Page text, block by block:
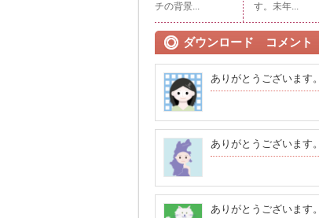
チの背景...
す。未年...
ダウンロード コメント
ありがとうございます
ありがとうございます
ありがとうございます